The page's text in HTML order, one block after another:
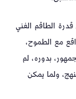
الطاقم الفني
مع الطموح،
بدوره، لم
ولما يمكن